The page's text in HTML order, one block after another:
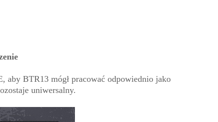
aby BTR13 mógł pracować odpowiednio jako
uniwersalny.